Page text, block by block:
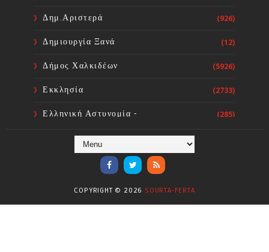
Δημ.Αριστερά (926)
Δημιουργία Ξανά (12)
Δήμος Χαλκιδέων (5926)
Εκκλησία (2733)
Ελληνική Αστυνομία -
(285)
Ενόργανη Γυμναστική
COPYRIGHT © 2026 SOURTA-FERTA